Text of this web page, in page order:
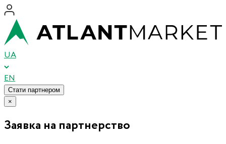
UA
EN
Стати партнером
×
Заявка на партнерство